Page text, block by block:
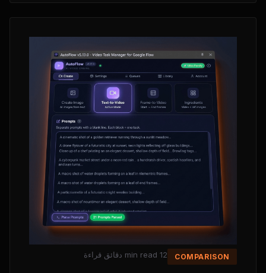
COMPARISON
12 min read دقائق قراءة